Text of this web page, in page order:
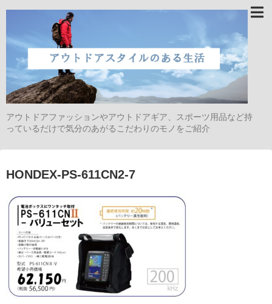
アウトドアファッションやアウトドアギア、スポーツ用品など持
っているだけで気分のあがるこだわりのモノをご紹介
HONDEX-PS-611CN2-7